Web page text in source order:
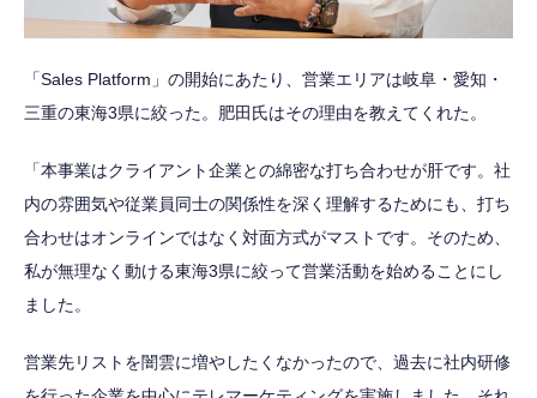
「Sales Platform」の開始にあたり、営業エリアは岐阜・愛知・
三重の東海3県に絞った。肥田氏はその理由を教えてくれた。
「本事業はクライアント企業との綿密な打ち合わせが肝です。社
内の雰囲気や従業員同士の関係性を深く理解するためにも、打ち
合わせはオンラインではなく対面方式がマストです。そのため、
私が無理なく動ける東海3県に絞って営業活動を始めることにし
ました。
営業先リストを闇雲に増やしたくなかったので、過去に社内研修